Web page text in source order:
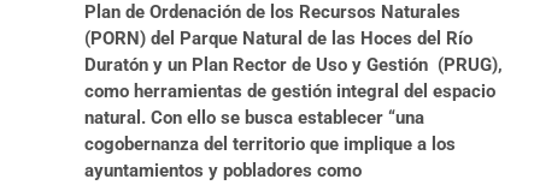
Plan de Ordenación de los Recursos Naturales
(PORN) del Parque Natural de las Hoces del Río
Duratón y un Plan Rector de Uso y Gestión (PRUG),
como herramientas de gestión integral del espacio
natural. Con ello se busca establecer “una
cogobernanza del territorio que implique a los
ayuntamientos y pobladores como